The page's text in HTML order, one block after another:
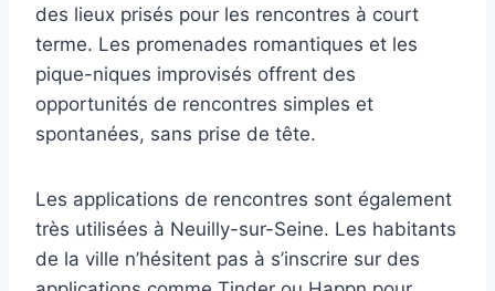
des lieux prisés pour les rencontres à court
terme. Les promenades romantiques et les
pique-niques improvisés offrent des
opportunités de rencontres simples et
spontanées, sans prise de tête.
Les applications de rencontres sont également
très utilisées à Neuilly-sur-Seine. Les habitants
de la ville n’hésitent pas à s’inscrire sur des